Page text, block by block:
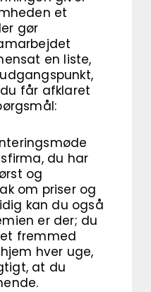
et
gør
en liste,
får afklaret
du har
og
om priser og
kan du også
er der; du
fremmed
hver uge,
at du